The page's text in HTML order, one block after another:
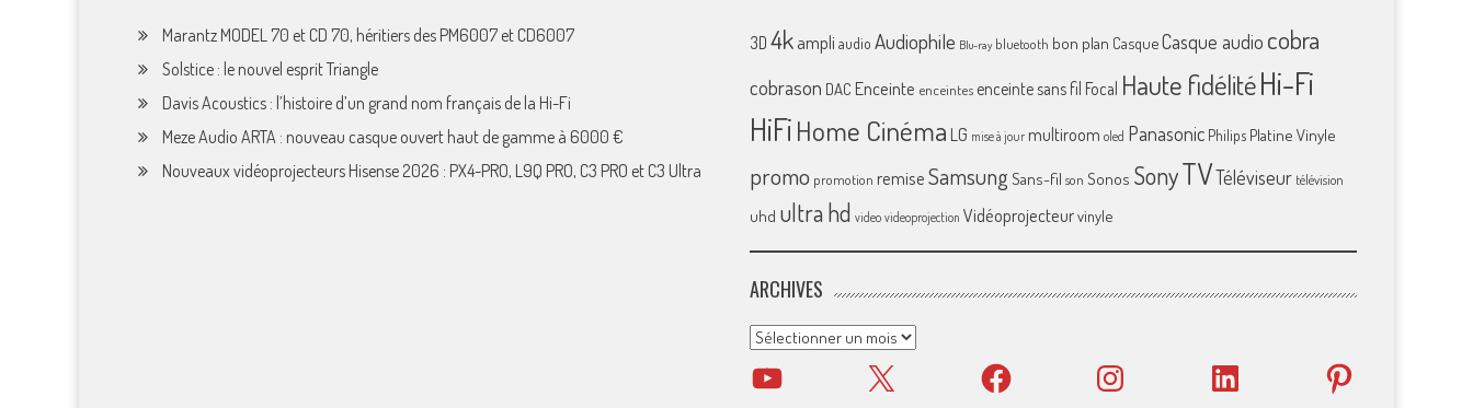
Marantz MODEL 70 et CD 70, héritiers des PM6007 et CD6007
Solstice : le nouvel esprit Triangle
Davis Acoustics : l’histoire d’un grand nom français de la Hi-Fi
Meze Audio ARTA : nouveau casque ouvert haut de gamme à 6000 €
Nouveaux vidéoprojecteurs Hisense 2026 : PX4-PRO, L9Q PRO, C3 PRO et C3 Ultra
3D 4k ampliaudio Audiophile Blu-ray bluetooth bon plan CasqueCasque audio cobra
cobrason DAC Enceinte enceintes enceinte sans fil Focal Haute fidélitéHi-Fi
HiFiHome Cinéma LG mise à jour multiroom oled Panasonic Philips Platine Vinyle
promo promotion remiseSamsungSans-fil son Sonos SonyTVTéléviseur télévision
uhd ultra hd video videoprojection Vidéoprojecteurvinyle
ARCHIVES
Archives
YouTube X Facebook Instagram LinkedIn Pinterest